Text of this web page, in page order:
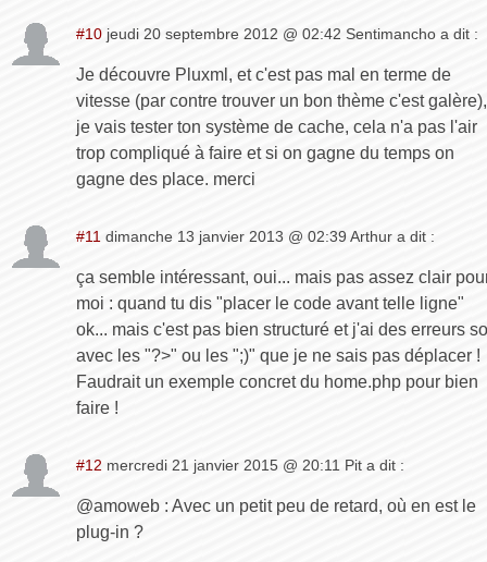
#10 jeudi 20 septembre 2012 @ 02:42 Sentimancho a dit :
Je découvre Pluxml, et c'est pas mal en terme de
vitesse (par contre trouver un bon thème c'est galère),
je vais tester ton système de cache, cela n'a pas l'air
trop compliqué à faire et si on gagne du temps on
gagne des place. merci
#11 dimanche 13 janvier 2013 @ 02:39 Arthur a dit :
ça semble intéressant, oui... mais pas assez clair
moi : quand tu dis "placer le code avant telle ligne"
ok... mais c'est pas bien structuré et j'ai des erreurs
avec les "?>" ou les ";)" que je ne sais pas déplacer !
Faudrait un exemple concret du home.php pour bien
faire !
#12 mercredi 21 janvier 2015 @ 20:11 Pit a dit :
@amoweb : Avec un petit peu de retard, où en est le
plug-in ?